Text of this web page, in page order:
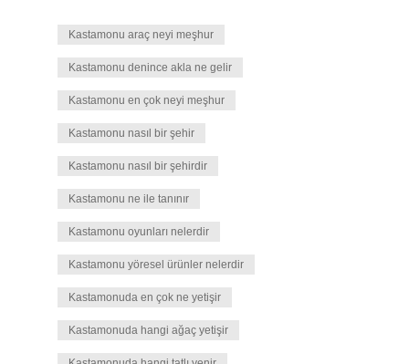
Kastamonu araç neyi meşhur
Kastamonu denince akla ne gelir
Kastamonu en çok neyi meşhur
Kastamonu nasıl bir şehir
Kastamonu nasıl bir şehirdir
Kastamonu ne ile tanınır
Kastamonu oyunları nelerdir
Kastamonu yöresel ürünler nelerdir
Kastamonuda en çok ne yetişir
Kastamonuda hangi ağaç yetişir